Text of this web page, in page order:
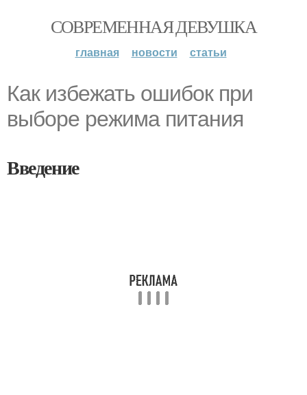
СОВРЕМЕННАЯ ДЕВУШКА
главная новости статьи
Как избежать ошибок при
выборе режима питания
Введение